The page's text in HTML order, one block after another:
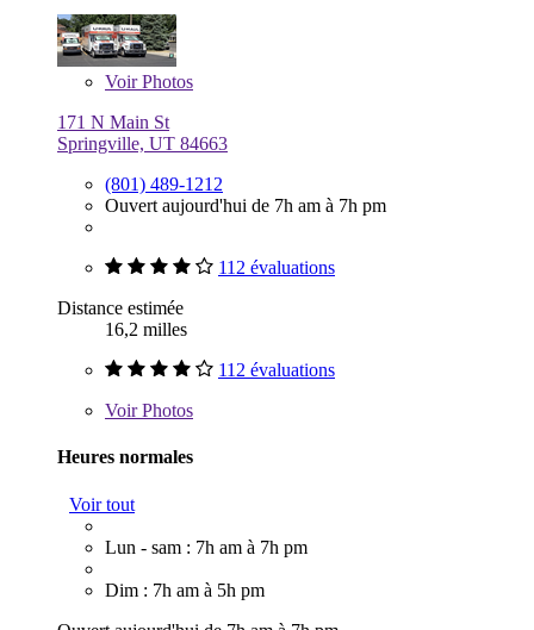
VoirPhotos
171 N Main St
Springville, UT 84663
(801) 489-1212
Ouvert aujourd'hui de 7h am à 7h pm
112 évaluations
Distance estimée
16,2 milles
112 évaluations
VoirPhotos
Heures normales
Voir tout
Lun - sam : 7h am à 7h pm
Dim : 7h am à 5h pm